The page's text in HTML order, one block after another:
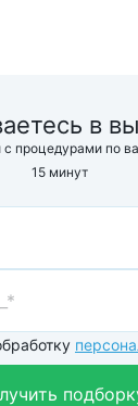
в
с процедурами по
15 минут